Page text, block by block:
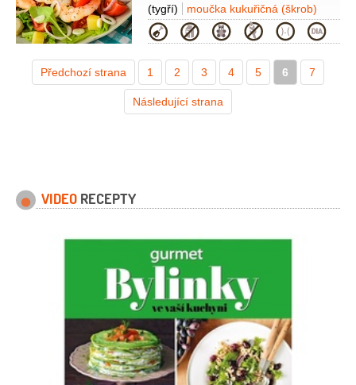
(tygří)
moučka kukuřičná (škrob)
2 lžíce
paprika zauzená
1 lžička
česnek2 stroužky
sůl
limetky)
Kategorie
Předchozí strana 1 2 3 4 5 6 7
Následující strana
VIDEO RECEPTY